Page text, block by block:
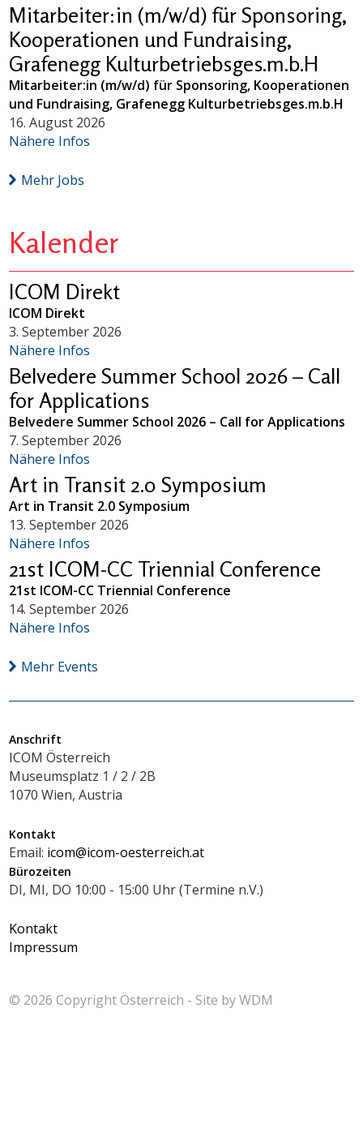
Mitarbeiter:in (m/w/d) für Sponsoring,
Kooperationen und Fundraising,
Grafenegg Kulturbetriebsges.m.b.H
Mitarbeiter:in (m/w/d) für Sponsoring, Kooperationen
und Fundraising, Grafenegg Kulturbetriebsges.m.b.H
16. August 2026
Nähere Infos
Mehr Jobs
Kalender
ICOM Direkt
ICOM Direkt
3. September 2026
Nähere Infos
Belvedere Summer School 2026 – Call
for Applications
Belvedere Summer School 2026 – Call for Applications
7. September 2026
Nähere Infos
Art in Transit 2.0 Symposium
Art in Transit 2.0 Symposium
13. September 2026
Nähere Infos
21st ICOM-CC Triennial Conference
21st ICOM-CC Triennial Conference
14. September 2026
Nähere Infos
Mehr Events
Anschrift
ICOM Österreich
Museumsplatz 1 / 2 / 2B
1070 Wien, Austria
Kontakt
Email: icom@icom-oesterreich.at
Bürozeiten
DI, MI, DO 10:00 - 15:00 Uhr (Termine n.V.)
Kontakt
Impressum
© 2026 CopyrightÖsterreich - Site byWDM